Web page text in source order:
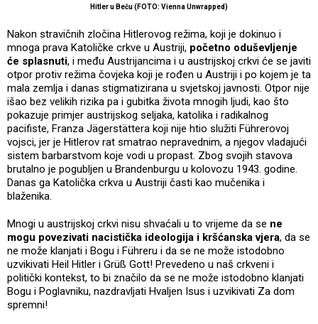
Hitler u Beču (FOTO: Vienna Unwrapped)
Nakon stravičnih zločina Hitlerovog režima, koji je dokinuo i
mnoga prava Katoličke crkve u Austriji, početno oduševljenje
će splasnuti, i među Austrijancima i u austrijskoj crkvi će se javiti
otpor protiv režima čovjeka koji je rođen u Austriji i po kojem je ta
mala zemlja i danas stigmatizirana u svjetskoj javnosti. Otpor nije
išao bez velikih rizika pa i gubitka života mnogih ljudi, kao što
pokazuje primjer austrijskog seljaka, katolika i radikalnog
pacifiste, Franza Jägerstättera koji nije htio služiti Führerovoj
vojsci, jer je Hitlerov rat smatrao nepravednim, a njegov vladajući
sistem barbarstvom koje vodi u propast. Zbog svojih stavova
brutalno je pogubljen u Brandenburgu u kolovozu 1943. godine.
Danas ga Katolička crkva u Austriji časti kao mučenika i
blaženika.
Mnogi u austrijskoj crkvi nisu shvaćali u to vrijeme da se ne
mogu povezivati nacistička ideologija i kršćanska vjera, da se
ne može klanjati i Bogu i Führeru i da se ne može istodobno
uzvikivati Heil Hitler i Grüß Gott! Prevedeno u naš crkveni i
politički kontekst, to bi značilo da se ne može istodobno klanjati
Bogu i Poglavniku, nazdravljati Hvaljen Isus i uzvikivati Za dom
spremni!